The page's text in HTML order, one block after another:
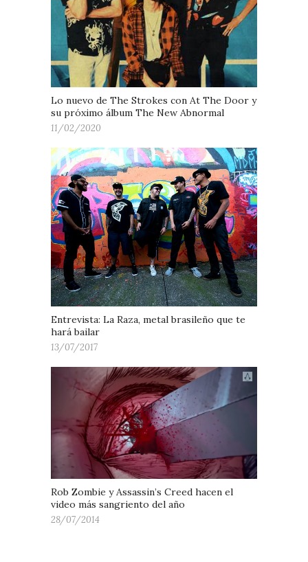
Lo nuevo de The Strokes con At The Door y
su próximo álbum The New Abnormal
11/02/2020
Entrevista: La Raza, metal brasileño que te
hará bailar
13/07/2017
Rob Zombie y Assassin’s Creed hacen el
video más sangriento del año
28/07/2014